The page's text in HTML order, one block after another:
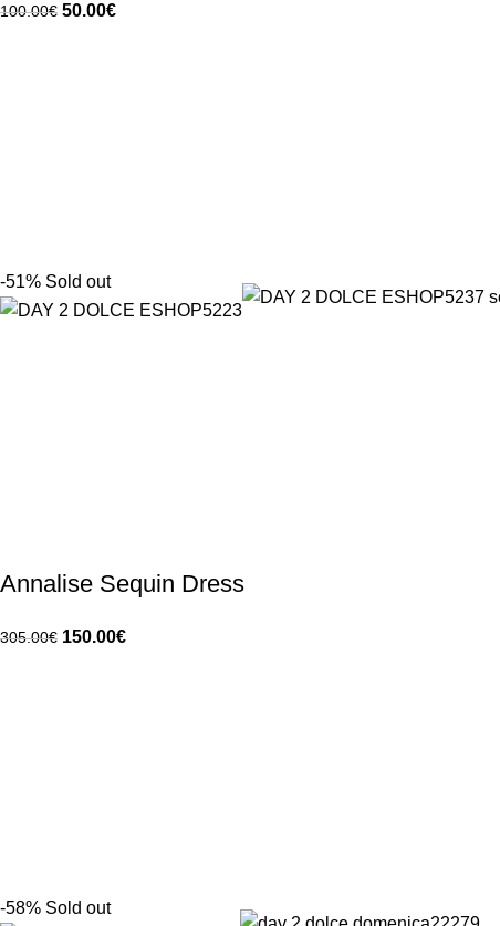
100.00€ 50.00€
-51% Sold out
Annalise Sequin Dress
305.00€ 150.00€
-58% Sold out